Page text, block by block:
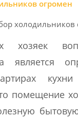
холодильников
хозяек
является
помещение